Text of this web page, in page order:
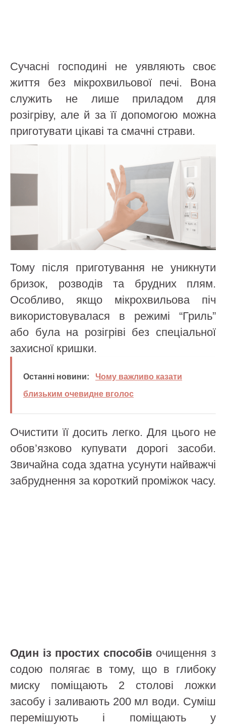
Сучасні господині не уявляють своє
життя без мікрохвильової печі. Вона
служить не лише приладом для
розігріву, але й за її допомогою можна
приготувати цікаві та смачні страви.
Тому після приготування не уникнути
бризок, розводів та брудних плям.
Особливо, якщо мікрохвильова піч
використовувалася в режимі “Гриль”
або була на розігріві без спеціальної
захисної кришки.
Останні новини:
Чому важливо казати
близьким очевидне вголос
Очистити її досить легко. Для цього не
обов’язково купувати дорогі засоби.
Звичайна сода здатна усунути найважчі
забруднення за короткий проміжок часу.
Один із простих способів очищення з
содою полягає в тому, що в глибоку
миску поміщають 2 столові ложки
засобу і заливають 200 мл води. Суміш
перемішують і поміщають у